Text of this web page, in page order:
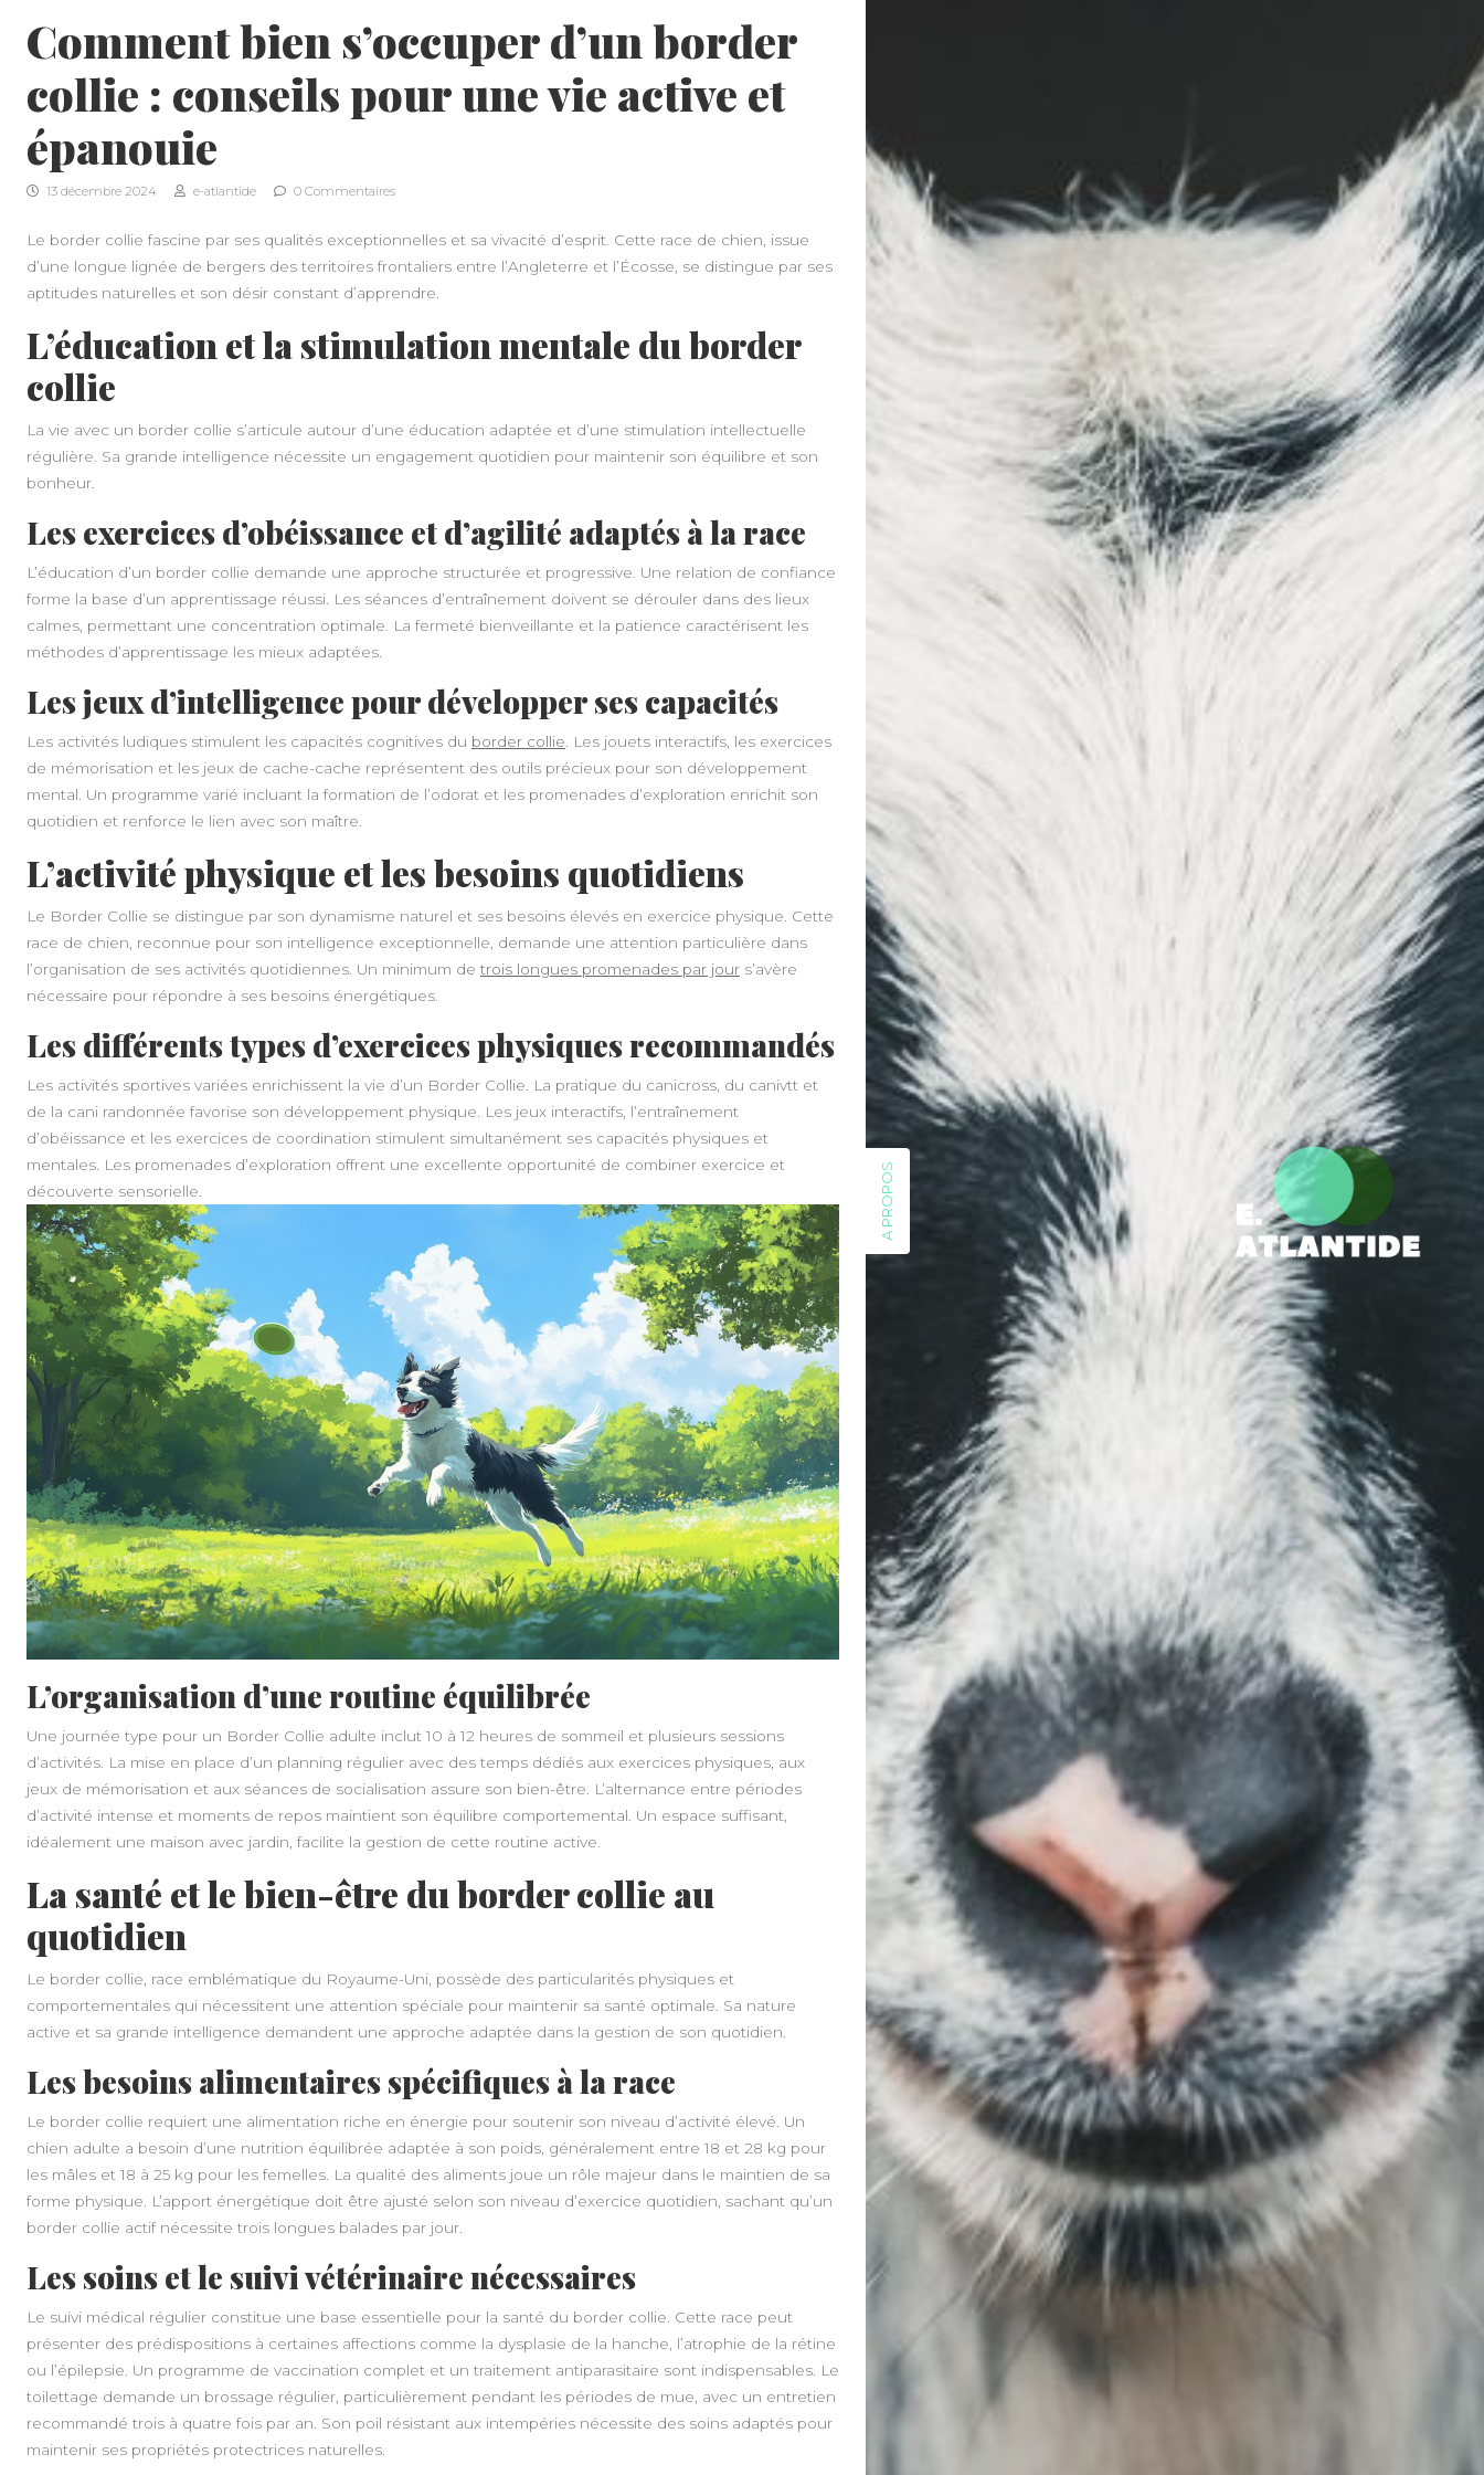
Comment bien s’occuper d’un border
collie : conseils pour une vie active et
épanouie
13 décembre 2024 e-atlantide 0 Commentaires
Le border collie fascine par ses qualités exceptionnelles et sa vivacité d’esprit. Cette race de chien, issue
d’une longue lignée de bergers des territoires frontaliers entre l’Angleterre et l’Écosse, se distingue par ses
aptitudes naturelles et son désir constant d’apprendre.
L’éducation et la stimulation mentale du border
collie
La vie avec un border collie s’articule autour d’une éducation adaptée et d’une stimulation intellectuelle
régulière. Sa grande intelligence nécessite un engagement quotidien pour maintenir son équilibre et son
bonheur.
Les exercices d’obéissance et d’agilité adaptés à la race
L’éducation d’un border collie demande une approche structurée et progressive. Une relation de confiance
forme la base d’un apprentissage réussi. Les séances d’entraînement doivent se dérouler dans des lieux
calmes, permettant une concentration optimale. La fermeté bienveillante et la patience caractérisent les
méthodes d’apprentissage les mieux adaptées.
Les jeux d’intelligence pour développer ses capacités
Les activités ludiques stimulent les capacités cognitives du border collie . Les jouets interactifs, les exercices
de mémorisation et les jeux de cache-cache représentent des outils précieux pour son développement
mental. Un programme varié incluant la formation de l’odorat et les promenades d’exploration enrichit son
quotidien et renforce le lien avec son maître.
L’activité physique et les besoins quotidiens
Le Border Collie se distingue par son dynamisme naturel et ses besoins élevés en exercice physique. Cette
race de chien, reconnue pour son intelligence exceptionnelle, demande une attention particulière dans
l’organisation de ses activités quotidiennes. Un minimum de trois longues promenades par jour s’avère
nécessaire pour répondre à ses besoins énergétiques.
Les différents types d’exercices physiques recommandés
Les activités sportives variées enrichissent la vie d’un Border Collie. La pratique du canicross, du canivtt et
de la cani randonnée favorise son développement physique. Les jeux interactifs, l’entraînement
d’obéissance et les exercices de coordination stimulent simultanément ses capacités physiques et
mentales. Les promenades d’exploration offrent une excellente opportunité de combiner exercice et
découverte sensorielle.
L’organisation d’une routine équilibrée
Une journée type pour un Border Collie adulte inclut 10 à 12 heures de sommeil et plusieurs sessions
d’activités. La mise en place d’un planning régulier avec des temps dédiés aux exercices physiques, aux
jeux de mémorisation et aux séances de socialisation assure son bien-être. L’alternance entre périodes
d’activité intense et moments de repos maintient son équilibre comportemental. Un espace suffisant,
idéalement une maison avec jardin, facilite la gestion de cette routine active.
La santé et le bien-être du border collie au
quotidien
Le border collie, race emblématique du Royaume-Uni, possède des particularités physiques et
comportementales qui nécessitent une attention spéciale pour maintenir sa santé optimale. Sa nature
active et sa grande intelligence demandent une approche adaptée dans la gestion de son quotidien.
Les besoins alimentaires spécifiques à la race
Le border collie requiert une alimentation riche en énergie pour soutenir son niveau d’activité élevé. Un
chien adulte a besoin d’une nutrition équilibrée adaptée à son poids, généralement entre 18 et 28 kg pour
les mâles et 18 à 25 kg pour les femelles. La qualité des aliments joue un rôle majeur dans le maintien de sa
forme physique. L’apport énergétique doit être ajusté selon son niveau d’exercice quotidien, sachant qu’un
border collie actif nécessite trois longues balades par jour.
Les soins et le suivi vétérinaire nécessaires
Le suivi médical régulier constitue une base essentielle pour la santé du border collie. Cette race peut
présenter des prédispositions à certaines affections comme la dysplasie de la hanche, l’atrophie de la rétine
ou l’épilepsie. Un programme de vaccination complet et un traitement antiparasitaire sont indispensables. Le
toilettage demande un brossage régulier, particulièrement pendant les périodes de mue, avec un entretien
recommandé trois à quatre fois par an. Son poil résistant aux intempéries nécessite des soins adaptés pour
maintenir ses propriétés protectrices naturelles.
A PROPOS